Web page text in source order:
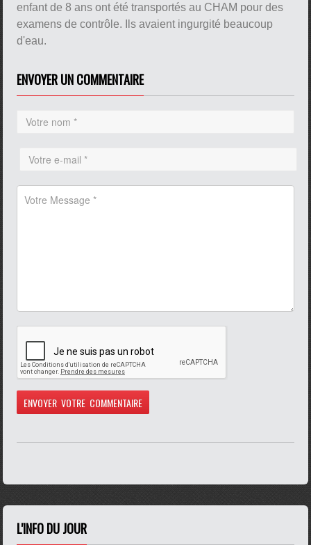
enfant de 8 ans ont été transportés au CHAM pour des
examens de contrôle. Ils avaient ingurgité beaucoup
d'eau.
ENVOYER UN COMMENTAIRE
L'INFO DU JOUR